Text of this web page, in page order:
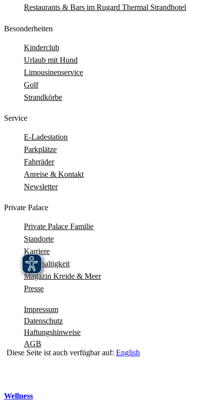
Restaurants & Bars im Rugard Thermal Strandhotel
Besonderheiten
Kinderclub
Urlaub mit Hund
Limousinenservice
Golf
Strandkörbe
Service
E-Ladestation
Parkplätze
Fahrräder
Anreise & Kontakt
Newsletter
Private Palace
Private Palace Familie
Standorte
Karriere
Nachhaltigkeit
Magazin Kreide & Meer
Presse
Impressum
Datenschutz
Haftungshinweise
AGB
Diese Seite ist auch verfügbar auf: English
Wellness